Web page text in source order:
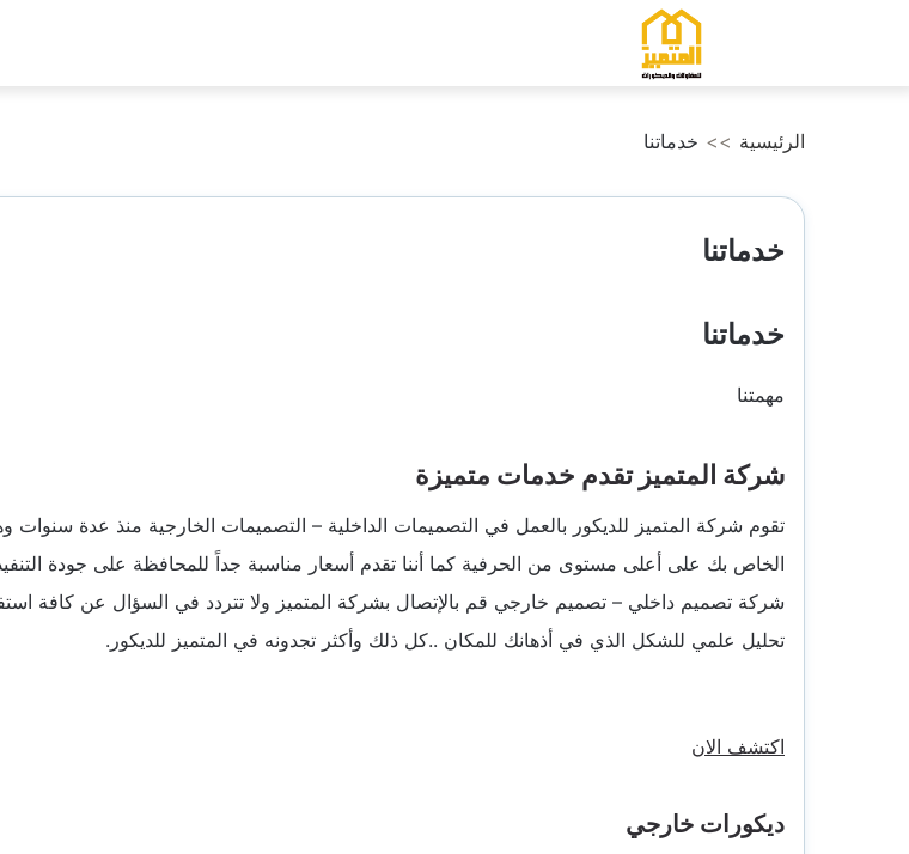
الرئيسية >> خدماتنا
خدماتنا
خدماتنا
مهمتنا
شركة المتميز تقدم خدمات متميزة
تقوم شركة المتميز للديكور بالعمل في التصميمات الداخلية – التصميمات الخارجية منذ عدة سنوات
الخاص بك على أعلى مستوى من الحرفية كما أننا تقدم أسعار مناسبة جداً للمحافظة على جودة
شركة تصميم داخلي – تصميم خارجي قم بالإتصال بشركة المتميز ولا تتردد في السؤال عن كافة
تحليل علمي للشكل الذي في أذهانك للمكان ..كل ذلك وأكثر تجدونه في المتميز للديكور.
اكتشف الان
ديكورات خارجي